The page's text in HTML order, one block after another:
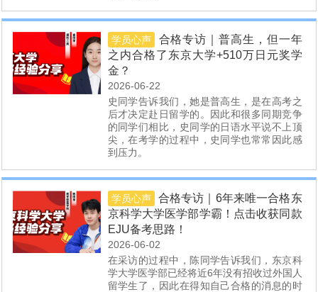
学员心声
合格专访｜普高生，但一年
之内合格了东京大学+510万日元奖学
金？
2026-06-22
史同学告诉我们，她是普高生，是在高考之
后才决定赴日留学的。因此和很多同期竞争
的同学们相比，史同学的日语水平说不上顶
尖，在考学的过程中，史同学也常常因此感
到压力。
学员心声
合格专访｜6年来唯一合格东
京科学大学医学部学霸！点击收获同款
EJU备考思路！
2026-06-02
在采访的过程中，陈同学告诉我们，东京科
学大学医学部已经将近6年没有招收过外国人
留学生了，因此在得知自己合格的消息的时